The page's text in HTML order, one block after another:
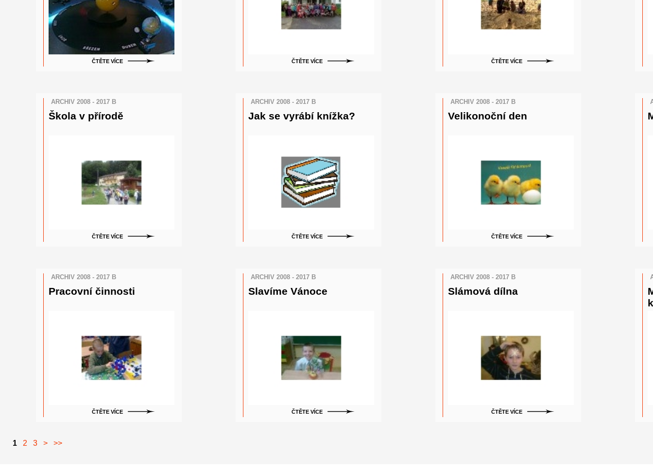
ČTĚTE VÍCE ČTĚTE VÍCE ČTĚTE VÍCE
ARCHIV 2008 - 2017 B
Škola v přírodě
ČTĚTE VÍCE
ARCHIV 2008 - 2017 B
Jak se vyrábí knížka?
ČTĚTE VÍCE
ARCHIV 2008 - 2017 B
Velikonoční den
ČTĚTE VÍCE
ARCHIV 2008 - 2017 B
Pracovní činnosti
ČTĚTE VÍCE
ARCHIV 2008 - 2017 B
Slavíme Vánoce
ČTĚTE VÍCE
ARCHIV 2008 - 2017 B
Slámová dílna
ČTĚTE VÍCE
1 2 3 > >>